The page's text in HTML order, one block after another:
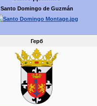
Santo Domingo de Guzmán
Герб